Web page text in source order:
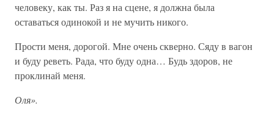
человеку, как ты. Раз я на сцене, я должна была
оставаться одинокой и не мучить никого.
Прости меня, дорогой. Мне очень скверно. Сяду в вагон
и буду реветь. Рада, что буду одна… Будь здоров, не
проклинай меня.
Оля».